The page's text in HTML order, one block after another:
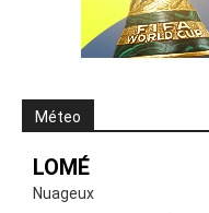
Méteo
LOMÉ
Nuageux